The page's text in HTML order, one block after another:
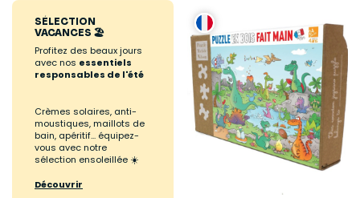
SÉLECTION
VACANCES 🏖️
Profitez des beaux jours
avec nos essentiels
responsables de l'été
Crèmes solaires, anti-
moustiques, maillots de
bain, apéritif... équipez-
vous avec notre
sélection ensoleillée ☀️
Découvrir